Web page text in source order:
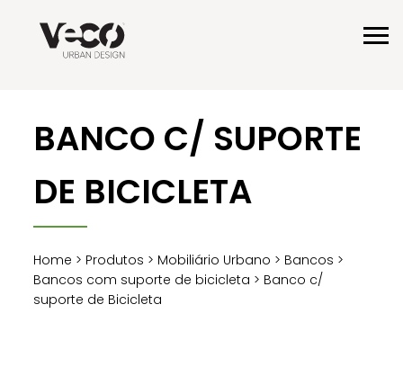
BANCO C/ SUPORTE
DE BICICLETA
Home > Produtos > Mobiliário Urbano > Bancos >
Bancos com suporte de bicicleta > Banco c/
suporte de Bicicleta